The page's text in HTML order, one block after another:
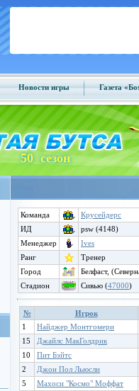
Новости игры Газета
50 сезон
Команда
Крусейдерс
ИД
psw (4148)
Менеджер
Ives
Ранг
Тренер
Город
Белфаст,
Стадион
Сивью (47000)
№
Игрок
1
Найджер Монтгомери
15
Джайлс МакГолдрик
10
Пит Бэйтс
2
Джон Пол Льюсли
5
Махоси "Космо" Моффат